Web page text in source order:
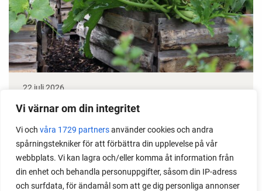
Vi värnar om din integritet
Vi och våra 1729 partnersanvänder cookies och andra
spårningstekniker för att förbättra din upplevelse på vår
webbplats. Vi kan lagra och/eller komma åt information från
din enhet och behandla personuppgifter, såsom din IP-adress
och surfdata, för ändamål som att ge dig personliga annonser
22 juli 2026
Odla stora växter på liten plats
Med det här smarta knepet kan du odla också stora
växter i en pallkrage tillsammans med andra växter.
Perfekt om du vill odla mycket i på liten yta.